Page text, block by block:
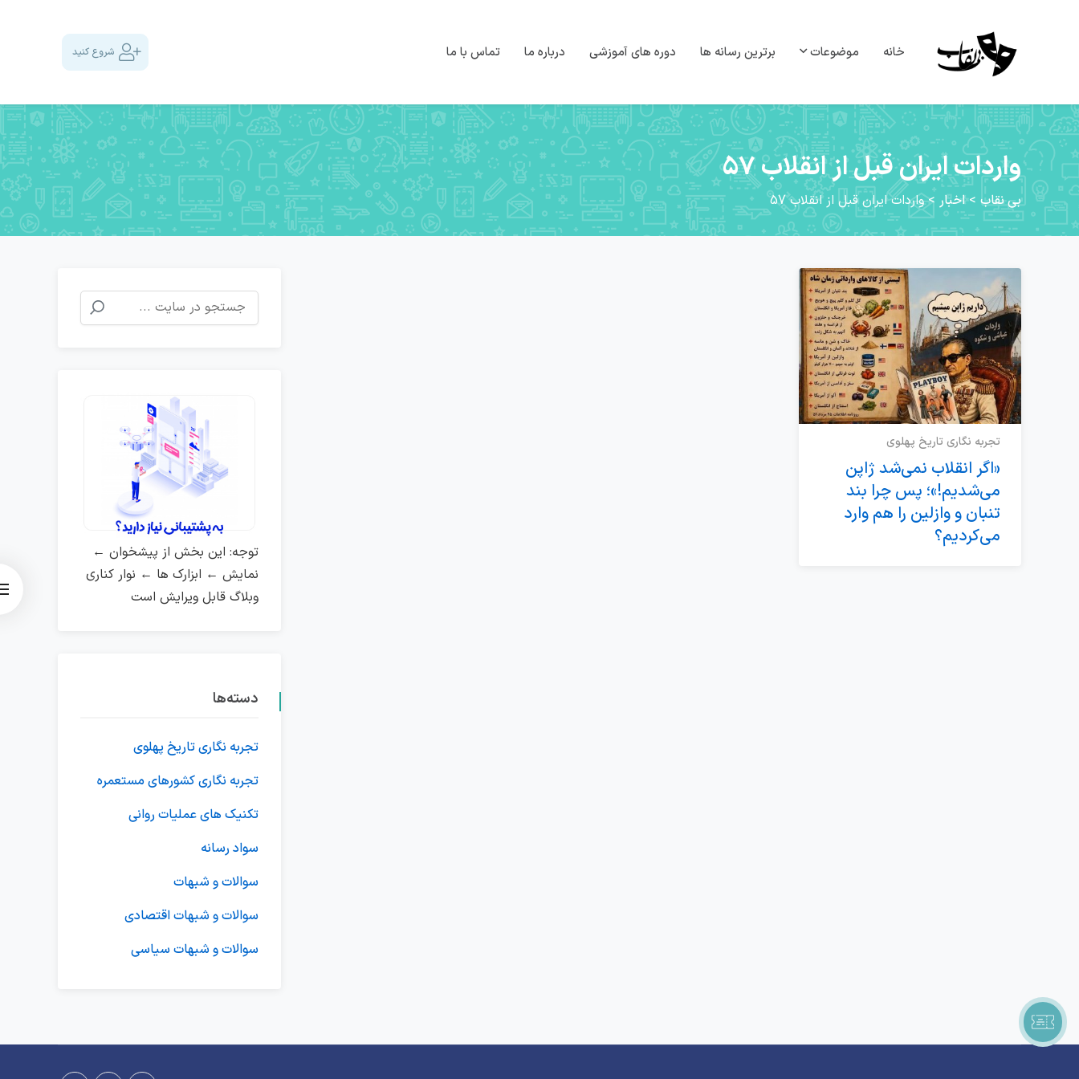
خانه موضوعات برترین رسانه ها دوره های آموزشی درباره ما تماس با ما شروع کنید
واردات ایران قبل از انقلاب 57
بی نقاب >اخبار >واردات ایران قبل از انقلاب 57
تجربه نگاری تاریخ پهلوی
«اگر انقلاب نمی‌شد ژاپن
می‌شدیم!»؛ پس چرا بند
تنبان و وازلین را هم وارد
می‌کردیم؟
جستجو
برای:
توجه: این بخش از پیشخوان ←
نمایش ← ابزارک ها ← نوار کناری
وبلاگ قابل ویرایش است
دسته‌ها
تجربه نگاری تاریخ پهلوی
تجربه نگاری کشورهای مستعمره
تکنیک های عملیات روانی
سواد رسانه
سوالات و شبهات
سوالات و شبهات اقتصادی
سوالات و شبهات سیاسی